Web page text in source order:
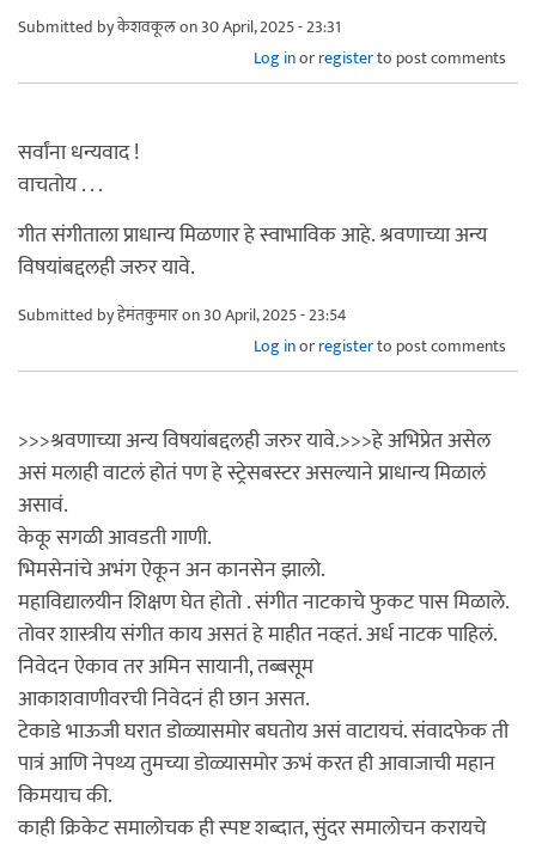
Submitted byकेशवकूलon 30 April, 2025 - 23:31
Log inorregisterto post comments
सर्वांना धन्यवाद !
वाचतोय . . .
गीत संगीताला प्राधान्य मिळणार हे स्वाभाविक आहे. श्रवणाच्या अन्य
विषयांबद्दलही जरुर यावे.
Submitted byहेमंतकुमारon 30 April, 2025 - 23:54
Log inorregisterto post comments
>>>श्रवणाच्या अन्य विषयांबद्दलही जरुर यावे.>>>हे अभिप्रेत असेल
असं मलाही वाटलं होतं पण हे स्ट्रेसबस्टर असल्याने प्राधान्य मिळालं
असावं.
केकू सगळी आवडती गाणी.
भिमसेनांचे अभंग ऐकून अन कानसेन झालो.
महाविद्यालयीन शिक्षण घेत होतो . संगीत नाटकाचे फुकट पास मिळाले.
तोवर शास्त्रीय संगीत काय असतं हे माहीत नव्हतं. अर्ध नाटक पाहिलं.
निवेदन ऐकाव तर अमिन सायानी, तब्बसूम
आकाशवाणीवरची निवेदनं ही छान असत.
टेकाडे भाऊजी घरात डोळ्यासमोर बघतोय असं वाटायचं. संवादफेक ती
पात्रं आणि नेपथ्य तुमच्या डोळ्यासमोर ऊभं करत ही आवाजाची महान
किमयाच की.
काही क्रिकेट समालोचक ही स्पष्ट शब्दात, सुंदर समालोचन करायचे